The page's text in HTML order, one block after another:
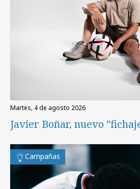
martes, 4 de agosto 2026
Javier Boñar, nuevo
Campañas